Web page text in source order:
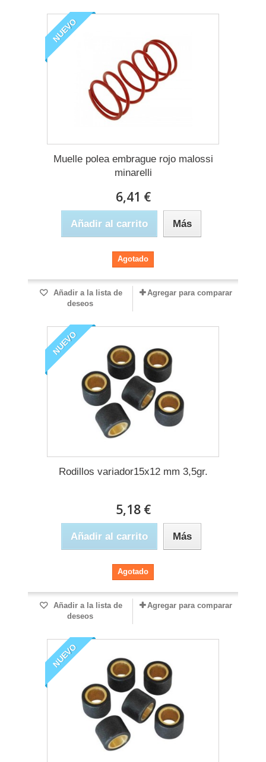
NUEVO
Muelle polea embrague rojo malossi
minarelli
6,41 €
Añadir al carrito Más
Agotado
Añadir a la lista de
deseos
Agregar para comparar
NUEVO
Rodillos variador15x12 mm 3,5gr.
5,18 €
Añadir al carrito Más
Agotado
Añadir a la lista de
deseos
Agregar para comparar
NUEVO